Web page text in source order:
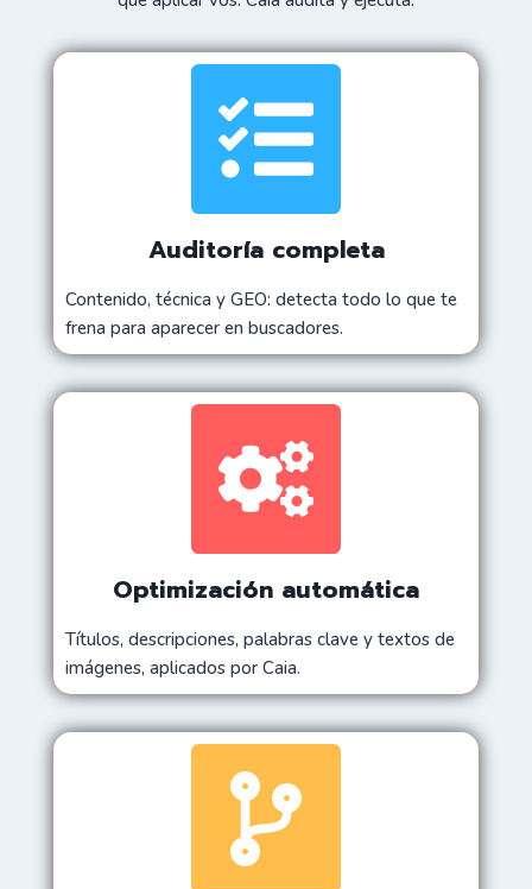
Auditoría completa
Contenido, técnica y GEO: detecta todo lo que te
frena para aparecer en buscadores.
Optimización automática
Títulos, descripciones, palabras clave y textos de
imágenes, aplicados por Caia.